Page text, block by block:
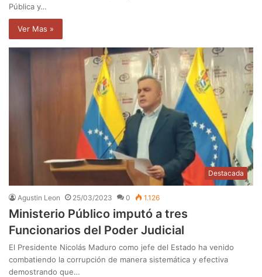
Pública y…
Ver Mas »
Destacada
Agustin Leon 25/03/2023 0 1.126
Ministerio Público imputó a tres
Funcionarios del Poder Judicial
El Presidente Nicolás Maduro como jefe del Estado ha venido
combatiendo la corrupción de manera sistemática y efectiva
demostrando que…